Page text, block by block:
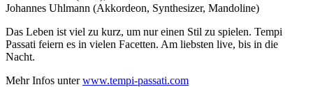
Johannes Uhlmann (Akkordeon, Synthesizer, Mandoline)
Das Leben ist viel zu kurz, um nur einen Stil zu spielen. Tempi
Passati feiern es in vielen Facetten. Am liebsten live, bis in die
Nacht.
Mehr Infos unterwww.tempi-passati.com